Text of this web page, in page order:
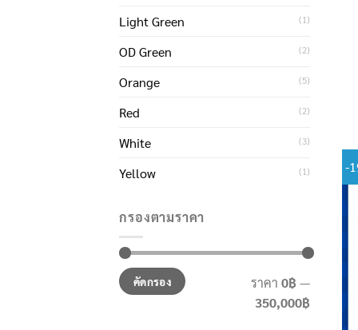
Light Green (1)
OD Green (2)
Orange (5)
Red (2)
White (3)
Yellow (1)
กรองตามราคา
ราคา
ต่ำ
ราคา
สูงสุด
คัดกรอง ราคา0฿ —
350,000฿
-